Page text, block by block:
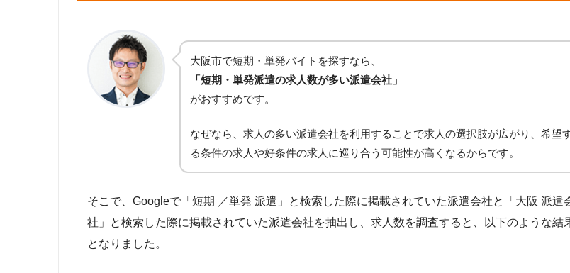
大阪市で短期・単発バイトを探すなら、
「短期・単発派遣の求人数が多い派遣会社」
がおすすめです。
なぜなら、求人の多い派遣会社を利用することで求人の選択肢が広がり、希望
る条件の求人や好条件の求人に巡り合う可能性が高くなるからです。
そこで、Googleで「短期 ／単発 派遣」と検索した際に掲載されていた派遣会社と「大阪 派遣
社」と検索した際に掲載されていた派遣会社を抽出し、求人数を調査すると、以下のような結
となりました。